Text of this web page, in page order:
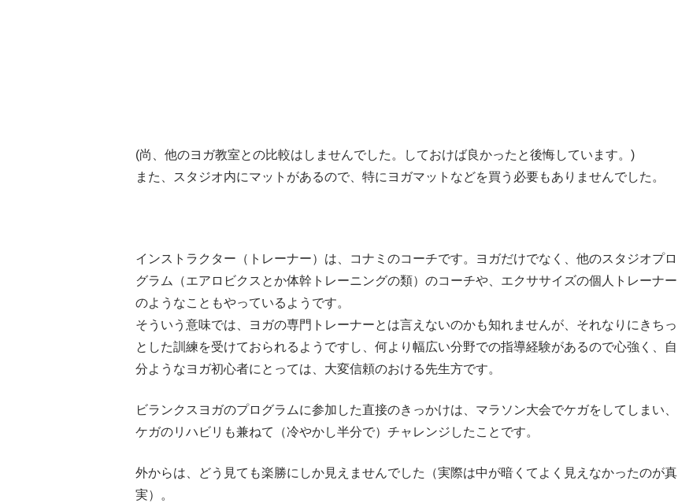
(尚、他のヨガ教室との比較はしませんでした。しておけば良かったと後悔しています。)
また、スタジオ内にマットがあるので、特にヨガマットなどを買う必要もありませんでした。
インストラクター（トレーナー）は、コナミのコーチです。ヨガだけでなく、他のスタジオプロ
グラム（エアロビクスとか体幹トレーニングの類）のコーチや、エクササイズの個人トレーナー
のようなこともやっているようです。
そういう意味では、ヨガの専門トレーナーとは言えないのかも知れませんが、それなりにきちっ
とした訓練を受けておられるようですし、何より幅広い分野での指導経験があるので心強く、自
分ようなヨガ初心者にとっては、大変信頼のおける先生方です。
ビランクスヨガのプログラムに参加した直接のきっかけは、マラソン大会でケガをしてしまい、
ケガのリハビリも兼ねて（冷やかし半分で）チャレンジしたことです。
外からは、どう見ても楽勝にしか見えませんでした（実際は中が暗くてよく見えなかったのが真
実）。